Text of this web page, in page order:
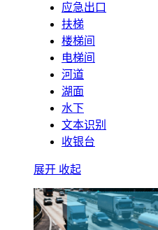
应急出口
扶梯
楼梯间
电梯间
河道
湖面
水下
文本识别
收银台
展开 收起